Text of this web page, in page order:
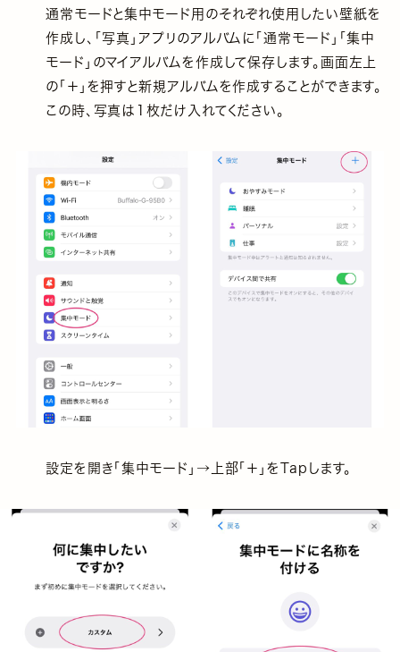
通常モードと集中モード用のそれぞれ使用したい壁紙を
作成し、「写真」アプリのアルバムに「通常モード」「集中
モード」のマイアルバムを作成して保存します。画面左上
の「＋」を押すと新規アルバムを作成することができます。
この時、写真は１枚だけ入れてください。
設定を開き「集中モード」→上部「＋」をTapします。